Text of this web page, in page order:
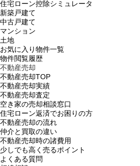
住宅ローン控除シミュレータ
新築戸建て
中古戸建て
マンション
土地
お気に入り物件一覧
物件閲覧履歴
不動産売却
不動産売却TOP
不動産売却実績
不動産売却査定
空き家の売却相談窓口
住宅ローン返済でお困りの方
不動産売却の流れ
仲介と買取の違い
不動産売却時の諸費用
少しでも高く売るポイント
よくある質問